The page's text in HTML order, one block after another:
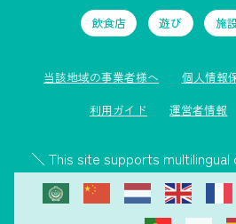
飲食店 遊び 施
当該地域の事業者様へ 個人情報
利用ガイド
運営者情報
＼ This site supports multilingual